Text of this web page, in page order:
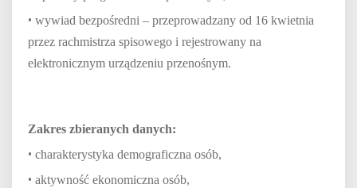
• wywiad bezpośredni – przeprowadzany od 16 kwietnia
przez rachmistrza spisowego i rejestrowany na
elektronicznym urządzeniu przenośnym.
Zakres zbieranych danych:
• charakterystyka demograficzna osób,
• aktywność ekonomiczna osób,